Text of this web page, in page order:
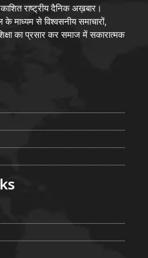
राष्ट्रीय दैनिक अख़बार।
माध्यम से विश्वसनीय समाचारों,
का प्रसार कर समाज में सकारात्मक